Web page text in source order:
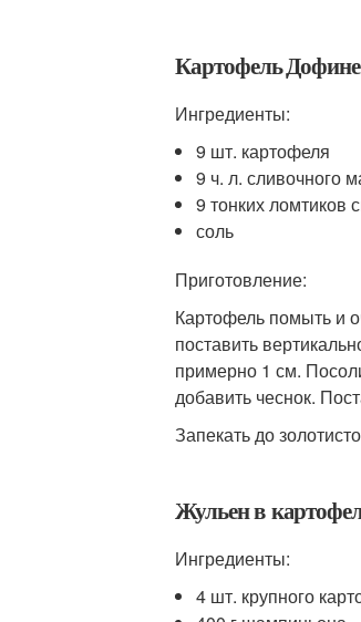
Картофель Дофине
Ингредиенты:
9 шт. картофеля
9 ч. л. сливочного
9 тонких ломтиков
соль
Приготовление:
Картофель помыть и
поставить
примерно 1 см.
добавить чеснок.
Запекать до
Жульен в
Ингредиенты:
4 шт. крупного